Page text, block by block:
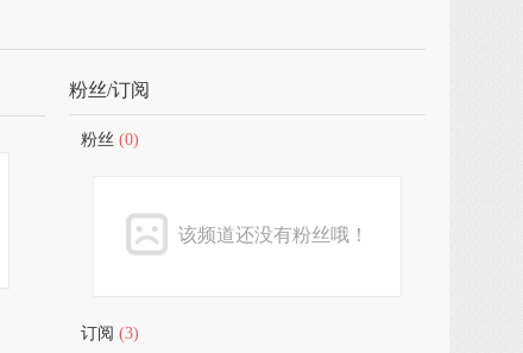
粉丝/订阅
粉丝 (0)
该频道还没有粉丝哦！
订阅 (3)